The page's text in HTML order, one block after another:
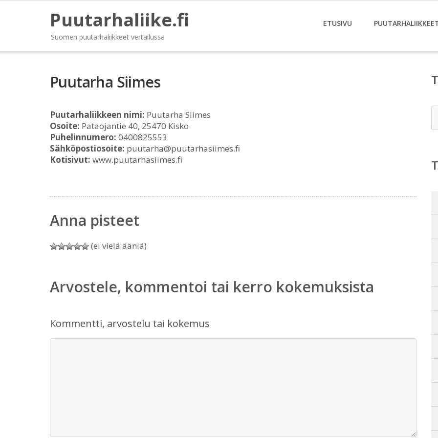
Puutarhaliike.fi
Suomen puutarhaliikkeet vertailussa
ETUSIVU
Puutarha Siimes
Puutarhaliikkeen nimi: Puutarha Siimes
Osoite: Pataojantie 40, 25470 Kisko
Puhelinnumero: 0400825553
Sähköpostiosoite: puutarha@puutarhasiimes.fi
Kotisivut: www.puutarhasiimes.fi
Anna pisteet
(ei vielä ääniä)
Arvostele, kommentoi tai kerro kokemuksista
Kommentti, arvostelu tai kokemus